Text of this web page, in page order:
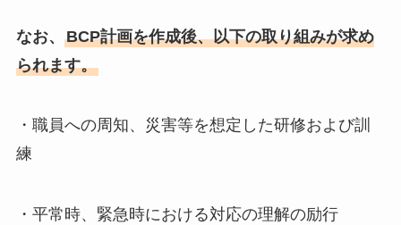
なお、 BCP計画を作成後、以下の取り組みが求め
られます。
・職員への周知、災害等を想定した研修および訓
練
・平常時、緊急時における対応の理解の励行